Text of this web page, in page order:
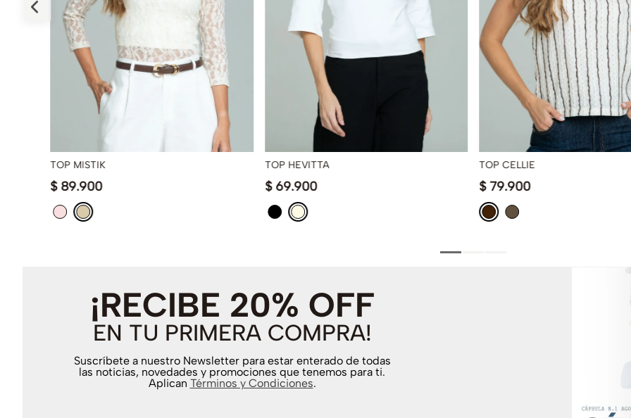
TOP MISTIK
$ 89.900
TOP HEVITTA
$ 69.900
TOP CELLIE
$ 79.900
¡RECIBE 20% OFF
EN TU PRIMERA COMPRA!
Suscríbete a nuestro Newsletter para estar enterado de todas
las noticias, novedades y promociones que tenemos para ti.
Aplican Términos y Condiciones.